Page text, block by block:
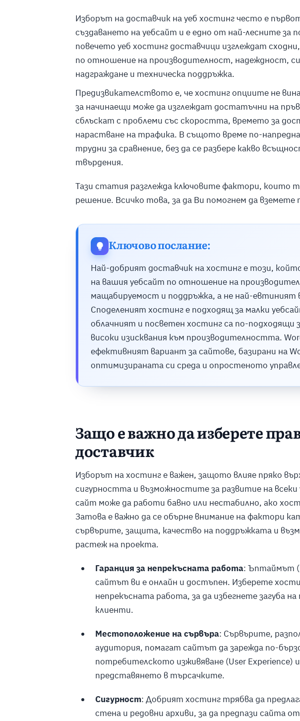
Изборът на доставчик на уеб хостинг често е
създаването на уебсайт и е едно от най-лесните за
повечето уеб хостинг доставчици изглеждат
по отношение на производителност, надеждност,
надграждане и техническа поддръжка.
Предизвикателството е, че хостинг опциите не
за начинаещи може да изглеждат достатъчни на
сблъскат с проблеми със скоростта, времето за
нарастване на трафика. В същото време по-
трудни за сравнение, без да се разбере какво
твърдения.
Тази статия разглежда ключовите фактори, които
решение. Всичко това, за да Ви помогнем да
Ключово послание:
Най-добрият доставчик на хостинг е този,
на вашия уебсайт по отношение на
мащабируемост и поддръжка, а не най-евтиният
Споделеният хостинг е подходящ за малки
облачният и посветен хостинг са по-подходящи
високи изисквания към производителността.
ефективният вариант за сайтове, базирани на
оптимизираната си среда и опростеното
Защо е важно да изберете
доставчик
Изборът на хостинг е важен, защото влияе пряко
сигурността и възможностите за развитие на всеки
сайт може да работи бавно или нестабилно, ако
Затова е важно да се обърне внимание на фактори
сървърите, защита, качество на поддръжката и
растеж на проекта.
Гаранция за непрекъсната работа: Ъптаймът
сайтът ви е онлайн и достъпен. Изберете
непрекъсната работа, за да избегнете загуба
клиенти.
Местоположение на сървъра: Сървърите,
аудитория, помагат сайтът да зарежда по-
потребителското изживяване (User Experience) и
представянето в търсачките.
Сигурност: Добрият хостинг трябва да
стена и редовни архиви, за да предпази сайта